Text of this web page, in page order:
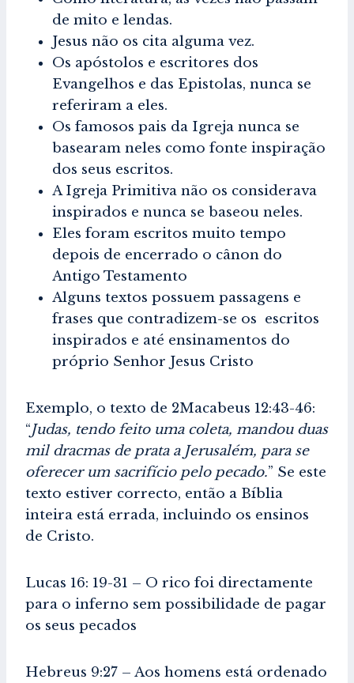
de mito e lendas.
Jesus não os cita alguma vez.
Os apóstolos e escritores dos
Evangelhos e das Epistolas, nunca se
referiram a eles.
Os famosos pais da Igreja nunca se
basearam neles como fonte inspiração
dos seus escritos.
A Igreja Primitiva não os considerava
inspirados e nunca se baseou neles.
Eles foram escritos muito tempo
depois de encerrado o cânon do
Antigo Testamento
Alguns textos possuem passagens e
frases que contradizem-se os escritos
inspirados e até ensinamentos do
próprio Senhor Jesus Cristo
Exemplo, o texto de 2Macabeus 12:43-46:
“Judas, tendo feito uma coleta, mandou duas
mil dracmas de prata a Jerusalém, para se
oferecer um sacrifício pelo pecado.” Se este
texto estiver correcto, então a Bíblia
inteira está errada, incluindo os ensinos
de Cristo.
Lucas 16: 19-31 – O rico foi directamente
para o inferno sem possibilidade de pagar
os seus pecados
Hebreus 9:27 – Aos homens está ordenado